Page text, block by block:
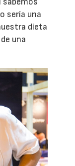
sería una
dieta
una